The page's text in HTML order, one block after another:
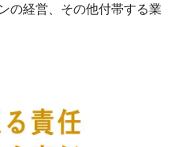
の経営、その他付帯する業